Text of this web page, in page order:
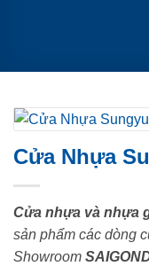
Cửa Nhựa
Cửa nhựa và nhựa
sản phẩm các dòng
Showroom